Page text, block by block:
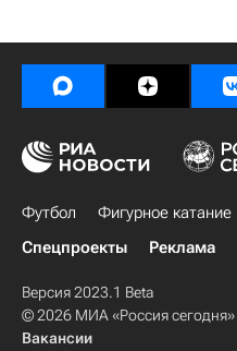
Футбол Фигурное катание
Спецпроекты
Реклама
Версия 2023.1 Beta
© 2026 МИА «Россия сегодня»
Вакансии